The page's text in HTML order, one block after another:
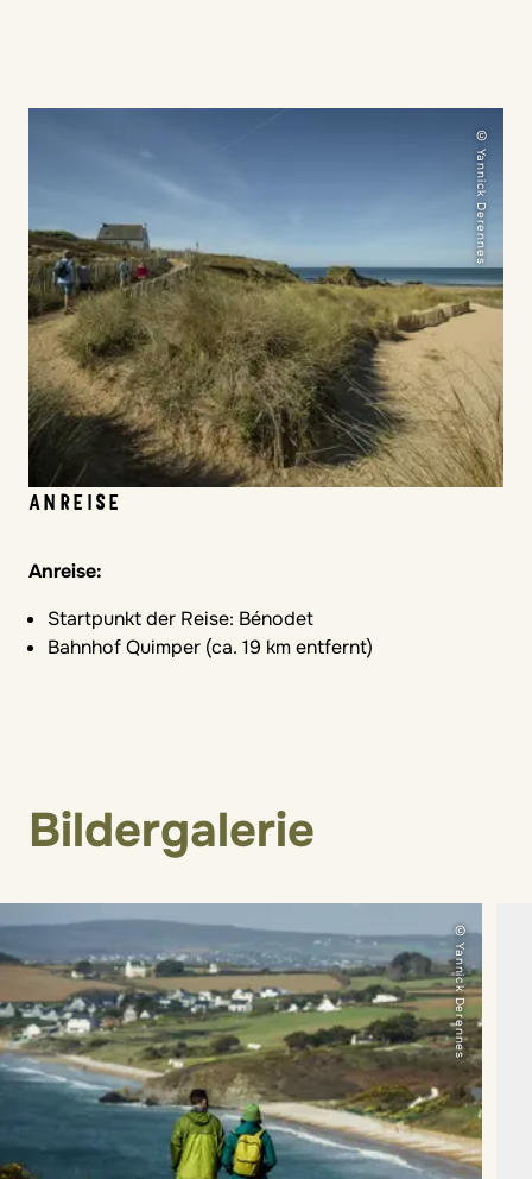
ANREISE
Anreise:
Startpunkt der Reise: Bénodet
Bahnhof Quimper (ca. 19 km entfernt)
© Yannick Derennes
Bildergalerie
© Yannick Derennes